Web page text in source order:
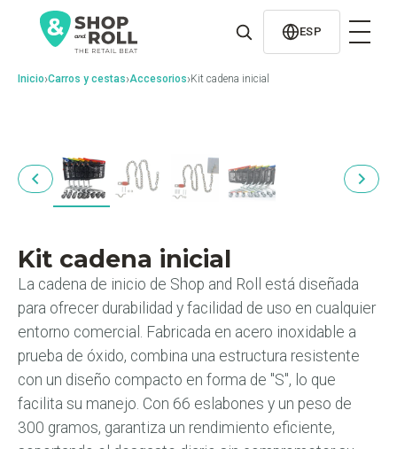
contenido
ESP
Inicio›Carros y cestas›Accesorios›Kit cadena inicial
Kit cadena inicial
La cadena de inicio de Shop and Roll está diseñada
para ofrecer durabilidad y facilidad de uso en cualquier
entorno comercial. Fabricada en acero inoxidable a
prueba de óxido, combina una estructura resistente
con un diseño compacto en forma de "S", lo que
facilita su manejo. Con 66 eslabones y un peso de
300 gramos, garantiza un rendimiento eficiente,